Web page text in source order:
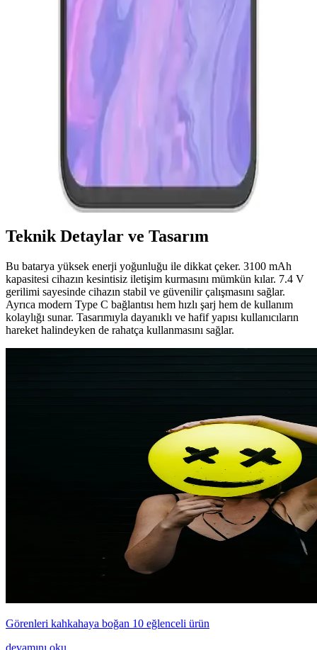
karşılaştırması yapılmaktadır.
Reeder S19 Max Beyaz Akıllı Telefon Günlük
Kullanım ve Özellikleri Detaylı İnceleme
günlük kullanım için ideal bir akıllı telefon. 4GB RAM ve 64GB
depolama, gelişmiş kamera ve uzun pil ömrü sunar.
Reeder S19 Max ve Pro Modellerinin Detaylı
Karşılaştırması 2023
Reeder S19 Max ve Pro modellerinin özellikleri, performansları ve
kullanıcı yorumlarıyla detaylı karşılaştırması. Hangi model
ihtiyaçlarınıza daha uygun olduğunu öğrenin.
Teknik Detaylar ve Tasarım
Bu batarya yüksek enerji yoğunluğu ile dikkat çeker. 3100 mAh
kapasitesi cihazın kesintisiz iletişim kurmasını mümkün kılar. 7.4 V
gerilimi sayesinde cihazın stabil ve güvenilir çalışmasını sağlar.
Ayrıca modern Type C bağlantısı hem hızlı şarj hem de kullanım
kolaylığı sunar. Tasarımıyla dayanıklı ve hafif yapısı kullanıcıların
hareket halindeyken de rahatça kullanmasını sağlar.
Görenleri kahkahaya boğan 10 eğlenceli ürün